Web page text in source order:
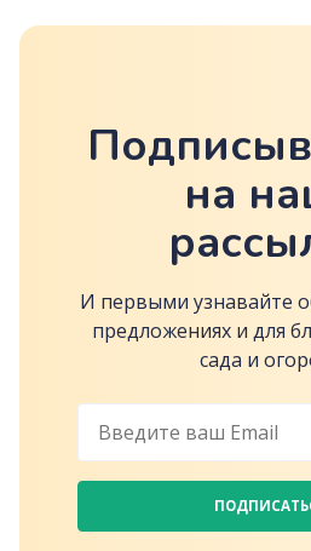
садовых цветов,
на
И первыми узнавайте
предложениях и для
сада и